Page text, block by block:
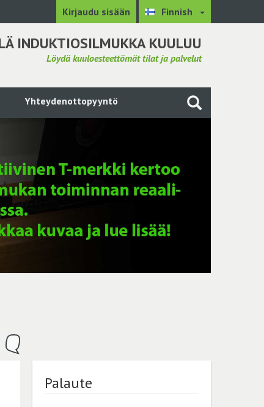
Kirjaudu sisään Finnish
INDUKTIOSILMUKKA KUULUU
Löydä kuuloesteettömät tilat ja palvelut
Yhteydenottopyyntö
Palaute